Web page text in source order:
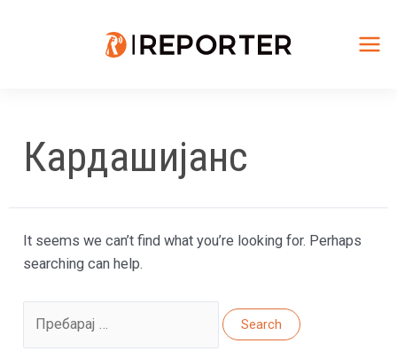
Кардашијанс
It seems we can’t find what you’re looking for. Perhaps
searching can help.